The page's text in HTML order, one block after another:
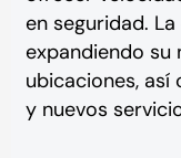
en seguridad.
expandiendo su
ubicaciones,
y nuevos